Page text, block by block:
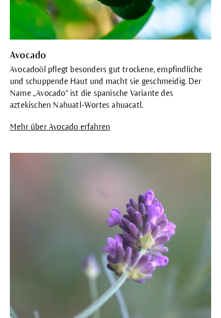
Avocado
Avocadoöl pflegt besonders gut trockene, empfindliche
und schuppende Haut und macht sie geschmeidig. Der
Name „Avocado“ ist die spanische Variante des
aztekischen Nahuatl-Wortes ahuacatl.
Mehr über Avocado erfahren